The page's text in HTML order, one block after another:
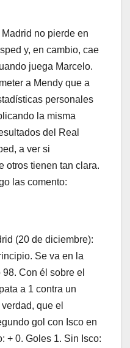
no pierde en
y, en cambio, cae
juega Marcelo.
a Mendy que a
personales
la misma
del Real
a ver si
otros tienen tan clara.
las comento:
(20 de diciembre):
Se va en la
Con él sobre el
a 1 contra un
que el
gol con Isco en
+ 0. Goles 1. Sin Isco: